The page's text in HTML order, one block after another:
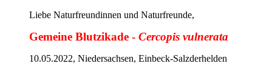
Liebe Naturfreundinnen und Naturfreunde,
Gemeine Blutzikade - Cercopis vulnerata
10.05.2022, Niedersachsen, Einbeck-Salzderhelden